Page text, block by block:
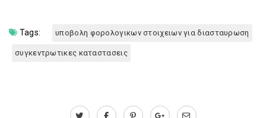
Tags: υποβολη φορολογικων στοιχειων για διασταυρωση
συγκεντρωτικες καταστασεις